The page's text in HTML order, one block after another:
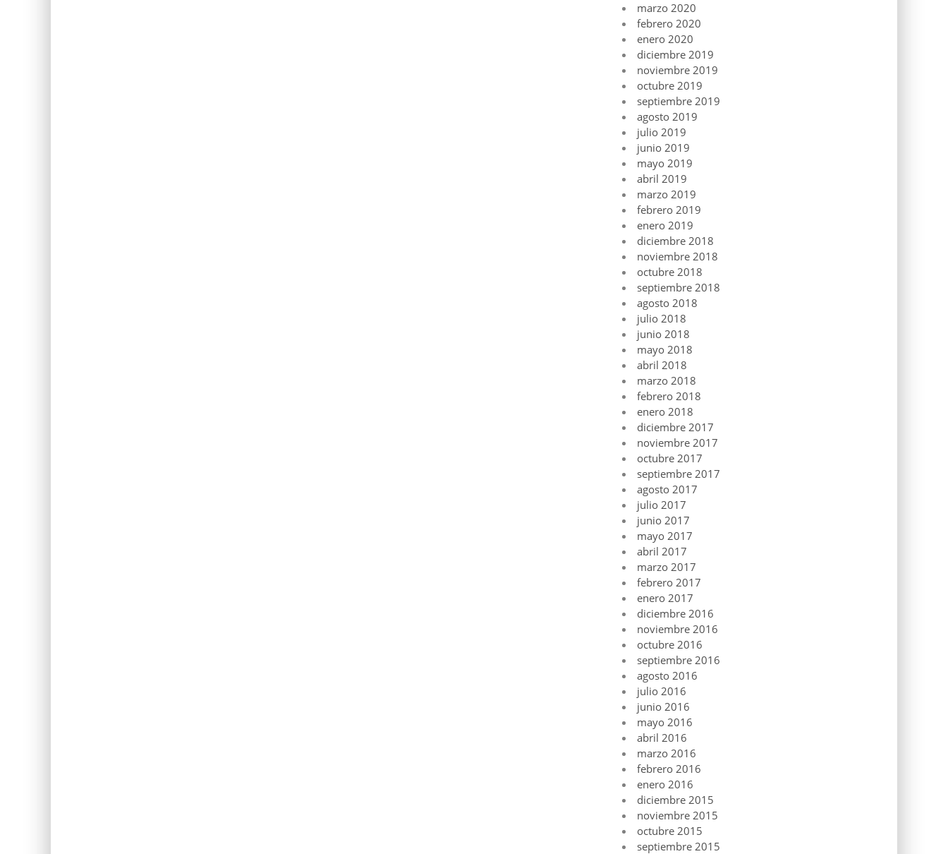
marzo 2020
febrero 2020
enero 2020
diciembre 2019
noviembre 2019
octubre 2019
septiembre 2019
agosto 2019
julio 2019
junio 2019
mayo 2019
abril 2019
marzo 2019
febrero 2019
enero 2019
diciembre 2018
noviembre 2018
octubre 2018
septiembre 2018
agosto 2018
julio 2018
junio 2018
mayo 2018
abril 2018
marzo 2018
febrero 2018
enero 2018
diciembre 2017
noviembre 2017
octubre 2017
septiembre 2017
agosto 2017
julio 2017
junio 2017
mayo 2017
abril 2017
marzo 2017
febrero 2017
enero 2017
diciembre 2016
noviembre 2016
octubre 2016
septiembre 2016
agosto 2016
julio 2016
junio 2016
mayo 2016
abril 2016
marzo 2016
febrero 2016
enero 2016
diciembre 2015
noviembre 2015
octubre 2015
septiembre 2015